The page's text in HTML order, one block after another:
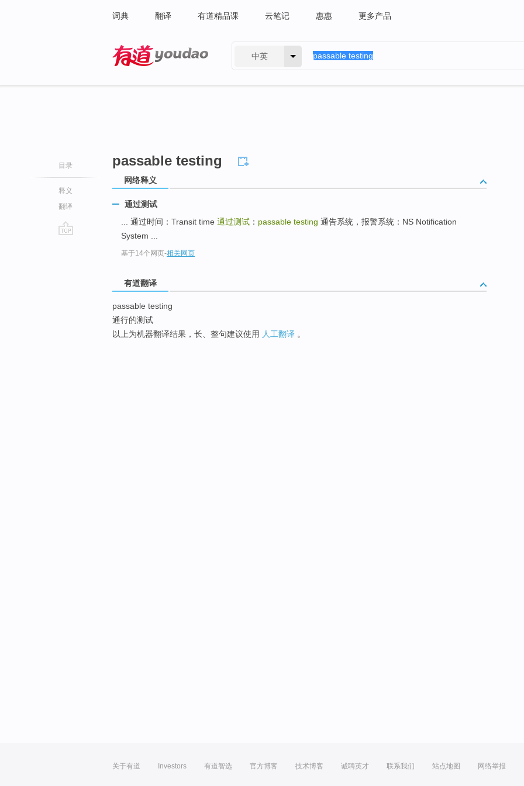
词典 翻译 有道精品课 云笔记 惠惠 更多产品
中英
目录
释义
翻译
passable testing
网络释义
通过测试
... 通过时间：Transit time 通过测试 ： passable testing 通告系统，报警系统：NS Notification
System ...
基于14个网页-相关网页
有道翻译
passable testing
通行的测试
以上为机器翻译结果，长、整句建议使用 人工翻译 。
关于有道 Investors 有道智选 官方博客 技术博客 诚聘英才 联系我们 站点地图 网络举报